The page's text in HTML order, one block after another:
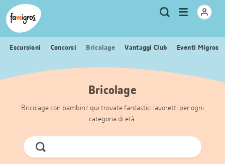
Navigazione
segnalibri
Header
Logo Metanavigazione
Ricerca
Apri
menu
Escursioni Concorsi Bricolage Vantaggi Club Eventi Migros
Bricolage
Bricolage con bambini: qui trovate fantastici lavoretti per ogni
categoria di età.
Cerca
ora